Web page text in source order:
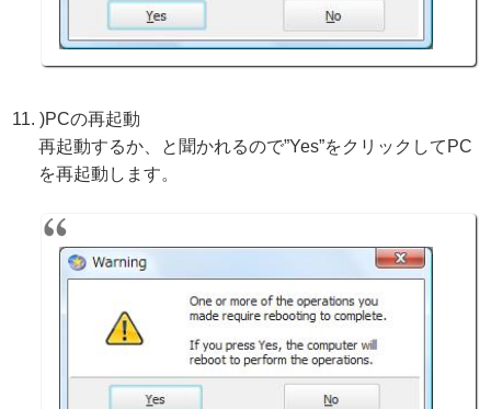
)PCの再起動
再起動するか、と聞かれるので”Yes”をクリックしてPC
を再起動します。